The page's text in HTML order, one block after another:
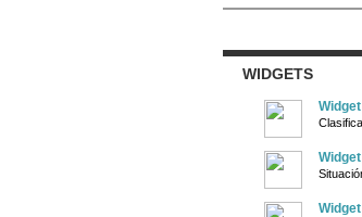
WIDGETS